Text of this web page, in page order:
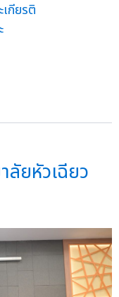
กียรติ
ลัยหัวเฉียว